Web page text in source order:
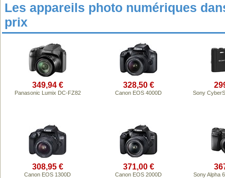
Les appareils photo numériques
prix
349,94 €
Panasonic Lumix DC-FZ82
328,50 €
Canon EOS 4000D Sony
308,95 €
Canon EOS 1300D
371,00 €
Canon EOS 2000D Sony Alpha